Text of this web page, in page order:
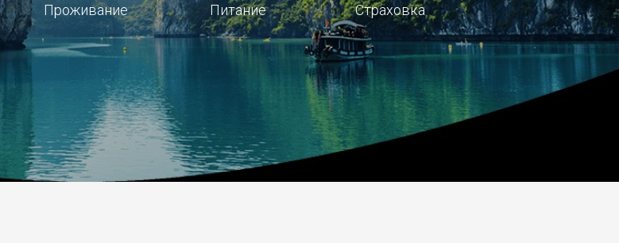
Проживание Питание Страховка